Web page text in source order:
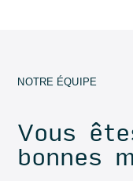
NOTRE ÉQUIPE
Vous
bonnes